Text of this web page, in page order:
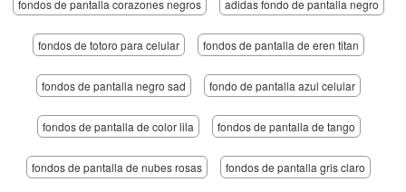
fondos de pantalla corazones negros adidas fondo de pantalla negro
fondos de totoro para celular fondos de pantalla de eren titan
fondos de pantalla negro sad fondo de pantalla azul celular
fondos de pantalla de color lila fondos de pantalla de tango
fondos de pantalla de nubes rosas fondos de pantalla gris claro